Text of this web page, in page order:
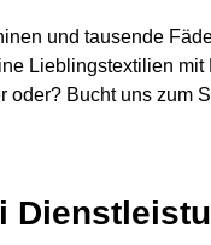
und tausende
Lieblingstextilien
oder? Bucht uns zum